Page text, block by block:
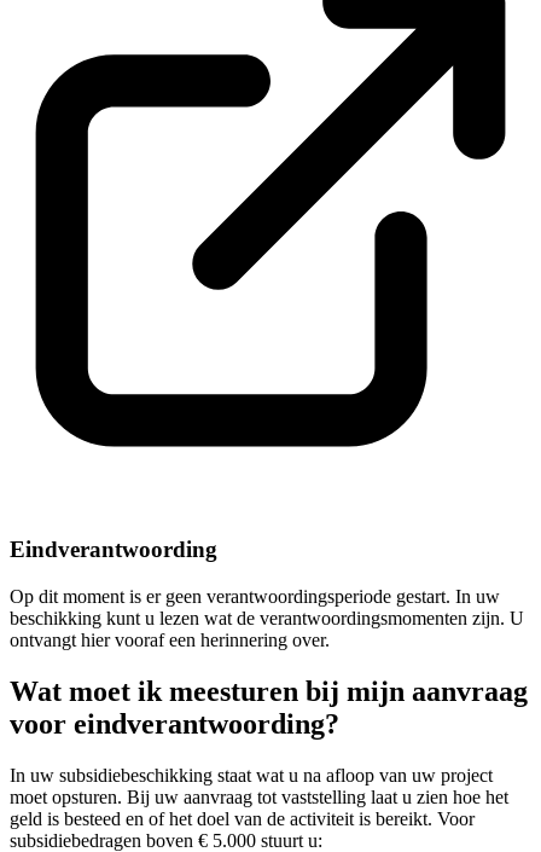
Eindverantwoording
Op dit moment is er geen verantwoordingsperiode gestart. In uw
beschikking kunt u lezen wat de verantwoordingsmomenten zijn. U
ontvangt hier vooraf een herinnering over.
Wat moet ik meesturen bij mijn aanvraag
voor eindverantwoording?
In uw subsidiebeschikking staat wat u na afloop van uw project
moet opsturen. Bij uw aanvraag tot vaststelling laat u zien hoe het
geld is besteed en of het doel van de activiteit is bereikt. Voor
subsidiebedragen boven € 5.000 stuurt u: